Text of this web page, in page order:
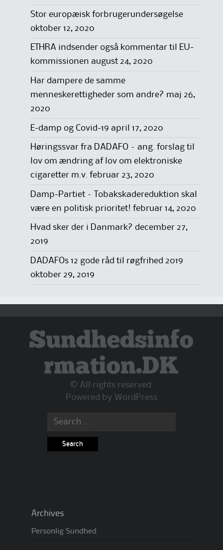
Stor europæisk forbrugerundersøgelse
oktober 12, 2020
ETHRA indsender også kommentar til EU-
kommissionen august 24, 2020
Har dampere de samme
menneskerettigheder som andre? maj 26,
2020
E-damp og Covid-19 april 17, 2020
Høringssvar fra DADAFO – ang. forslag til
lov om ændring af lov om elektroniske
cigaretter m.v. februar 23, 2020
Damp-Partiet – Tobakskadereduktion skal
være en politisk prioritet! februar 14, 2020
Hvad sker der i Danmark? december 27,
2019
DADAFOs 12 gode råd til røgfrihed 2019
oktober 29, 2019
Sundhedsinfo
rmation.DK
© All rights reserved.
Powered by WordPress
Search
Archives
Personlig Sundhed